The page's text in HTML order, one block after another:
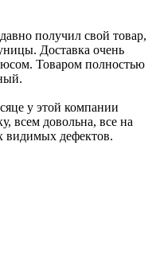
получил свой товар,
Доставка очень
Товаром полностью
у этой компании
всем довольна, все на
видимых дефектов.